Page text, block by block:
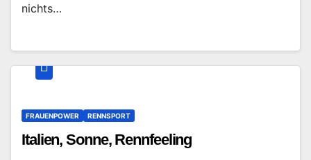
nichts…
FRAUENPOWER RENNSPORT
Italien, Sonne, Rennfeeling